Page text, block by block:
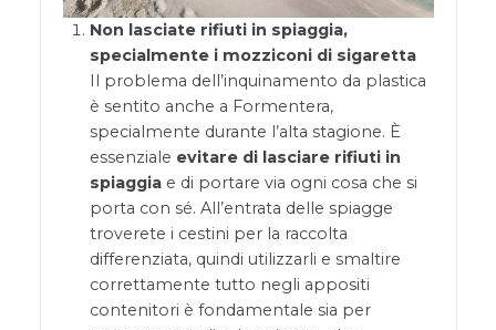
Non lasciate rifiuti in spiaggia,
specialmente i mozziconi di sigaretta
Il problema dell’inquinamento da plastica
è sentito anche a Formentera,
specialmente durante l’alta stagione. È
essenziale evitare di lasciare rifiuti in
spiaggiae di portare via ogni cosa che si
porta con sé. All’entrata delle spiagge
troverete i cestini per la raccolta
differenziata, quindi utilizzarli e smaltire
correttamente tutto negli appositi
contenitori è fondamentale sia per